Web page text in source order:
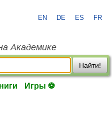
EN DE ES FR
Академике
Найти!
Игры ⚽